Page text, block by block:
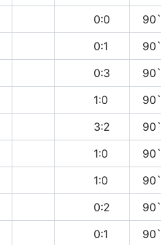
0:0 90`
0:1 90`
0:3 90`
1:0 90`
3:2 90`
1:0 90`
1:0 90`
0:2 90`
0:1 90`